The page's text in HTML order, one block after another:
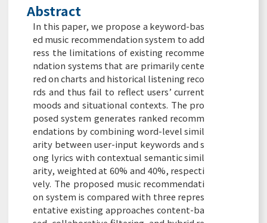
Abstract
In this paper, we propose a keyword-bas
ed music recommendation system to add
ress the limitations of existing recomme
ndation systems that are primarily cente
red on charts and historical listening reco
rds and thus fail to reflect users’ current
moods and situational contexts. The pro
posed system generates ranked recomm
endations by combining word-level simil
arity between user-input keywords and s
ong lyrics with contextual semantic simil
arity, weighted at 60% and 40%, respecti
vely. The proposed music recommendati
on system is compared with three repres
entative existing approaches content-ba